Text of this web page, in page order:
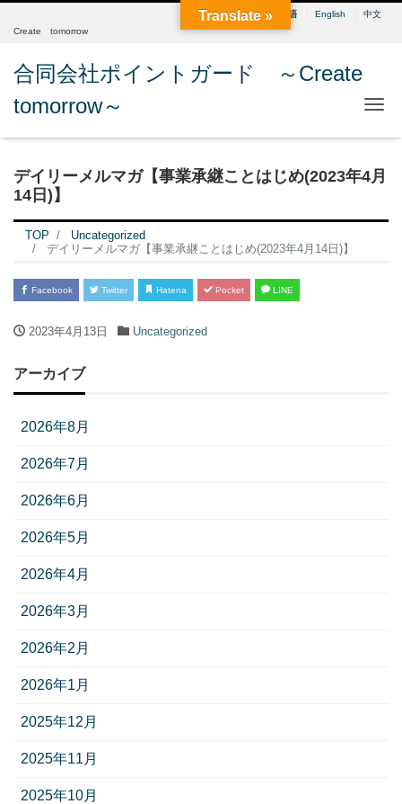
日本語 English
中文
Create tomorrow
合同会社ポイントガード ～Create
tomorrow～
デイリーメルマガ【事業承継ことはじめ(2023年4月
14日)】
TOP
Uncategorized
デイリーメルマガ【事業承継ことはじめ(2023年4月14日)】
Facebook Twitter Hatena Pocket LINE
2023年4月13日 Uncategorized
アーカイブ
2026年8月
2026年7月
2026年6月
2026年5月
2026年4月
2026年3月
2026年2月
2026年1月
2025年12月
2025年11月
2025年10月
Translate »